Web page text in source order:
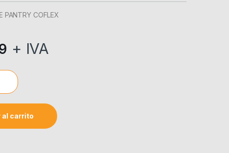
PANTRY COFLEX
+ IVA
PANTRY COFLEX C/CANASTA quantity
al carrito